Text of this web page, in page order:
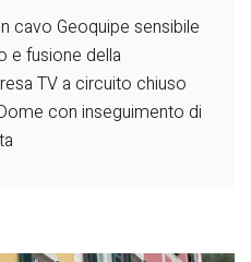
cavo Geoquipe sensibile
e fusione della
TV a circuito chiuso
con inseguimento di